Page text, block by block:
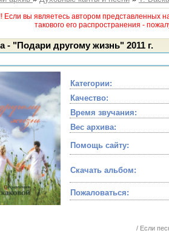
вы являетесь автором представленных
такового его раcпространения -
- "Подари другому жизнь" 2011 г.
Категории:
Качество:
Время звучания:
Вес архива:
Помощь сайту:
Скачать альбом:
Пожаловаться:
/ Если